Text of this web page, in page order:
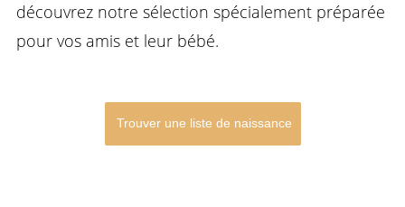
découvrez notre sélection spécialement préparée
pour vos amis et leur bébé.
Trouver une liste de naissance